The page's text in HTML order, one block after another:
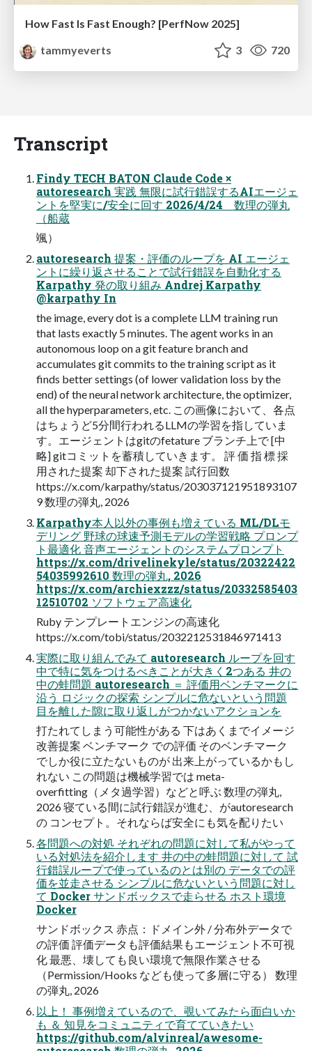
How Fast Is Fast Enough? [PerfNow 2025]
tammyeverts
3 720
Transcript
Findy TECH BATON Claude Code ×
autoresearch 実践 無限に試行錯誤するAIエージェ
ントを堅実に/安全に回す 2026/4/24 数理の弾丸
（船蔵
颯）
autoresearch 提案・評価のループを AI エージェ
ントに繰り返させることで試行錯誤を自動化する
Karpathy 発の取り組み Andrej Karpathy
@karpathy In
the image, every dot is a complete LLM training run
that lasts exactly 5 minutes. The agent works in an
autonomous loop on a git feature branch and
accumulates git commits to the training script as it
finds better settings (of lower validation loss by the
end) of the neural network architecture, the optimizer,
all the hyperparameters, etc. この画像において、各点
はちょうど5分間行われるLLMの学習を指していま
す。エージェントはgitのfetature ブランチ上で [中
略] gitコミットを蓄積していきます。 評 価 指 標 採
用された提案 却下された提案 試行回数
https://x.com/karpathy/status/203037121951893107
9 数理の弾丸, 2026
Karpathy本人以外の事例も増えている ML/DLモ
デリング 野球の球速予測モデルの学習戦略 プロンプ
ト最適化 音声エージェントのシステムプロンプト
https://x.com/drivelinekyle/status/20322422
54035992610 数理の弾丸, 2026
https://x.com/archiexzzz/status/20332585403
12510702 ソフトウェア高速化
Ruby テンプレートエンジンの高速化
https://x.com/tobi/status/2032212531846971413
実際に取り組んでみて autoresearch ループを回す
中で特に気をつけるべきことが大きく2つある 井の
中の蛙問題 autoresearch ＝ 評価用ベンチマークに
沿う ロジックの探索 シンプルに危ないという問題
目を離した隙に取り返しがつかないアクションを
打たれてしまう可能性がある 下はあくまでイメージ
改善提案 ベンチマーク での評価 そのベンチマーク
でしか役に立たないものが 出来上がっているかもし
れない この問題は機械学習では meta-
overfitting（メタ過学習）などと呼ぶ 数理の弾丸,
2026 寝ている間に試行錯誤が進む、がautoresearch
の コンセプト。それならば安全にも気を配りたい
各問題への対処 それぞれの問題に対して私がやって
いる対処法を紹介します 井の中の蛙問題に対して 試
行錯誤ループで使っているのとは別の データでの評
価を並走させる シンプルに危ないという問題に対し
て Docker サンドボックスで走らせる ホスト環境
Docker
サンドボックス 赤点：ドメイン外 / 分布外データで
の評価 評価データも評価結果もエージェント不可視
化 最悪、壊しても良い環境で無限作業させる
（Permission/Hooks なども使って多層に守る） 数理
の弾丸, 2026
以上！ 事例増えているので、覗いてみたら面白いか
も ＆ 知見をコミュニティで育てていきたい
https://github.com/alvinreal/awesome-